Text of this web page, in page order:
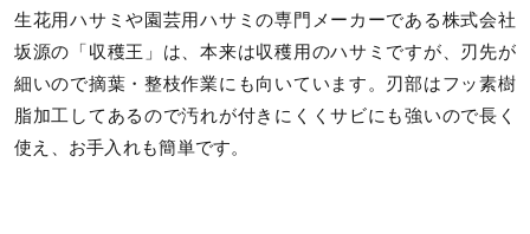
生花用ハサミや園芸用ハサミの専門メーカーである株式会社
坂源の「収穫王」は、本来は収穫用のハサミですが、刃先が
細いので摘葉・整枝作業にも向いています。刃部はフッ素樹
脂加工してあるので汚れが付きにくくサビにも強いので長く
使え、お手入れも簡単です。